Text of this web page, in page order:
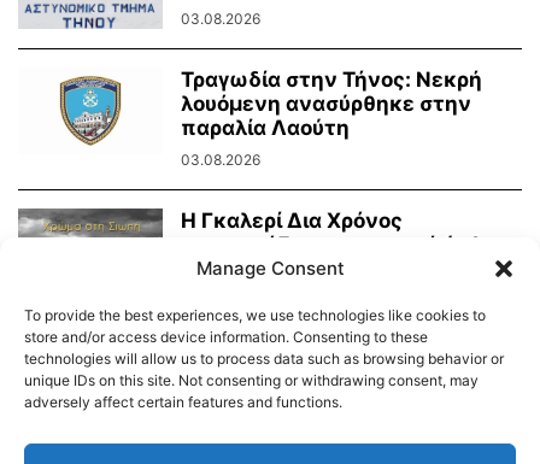
03.08.2026
Τραγωδία στην Τήνος: Νεκρή
λουόμενη ανασύρθηκε στην
παραλία Λαούτη
03.08.2026
Η Γκαλερί Δια Χρόνος
παρουσιάζει την ατομική έκθεση
φωτογραφίας του Νίκου...
Manage Consent
To provide the best experiences, we use technologies like cookies to
store and/or access device information. Consenting to these
technologies will allow us to process data such as browsing behavior or
unique IDs on this site. Not consenting or withdrawing consent, may
adversely affect certain features and functions.